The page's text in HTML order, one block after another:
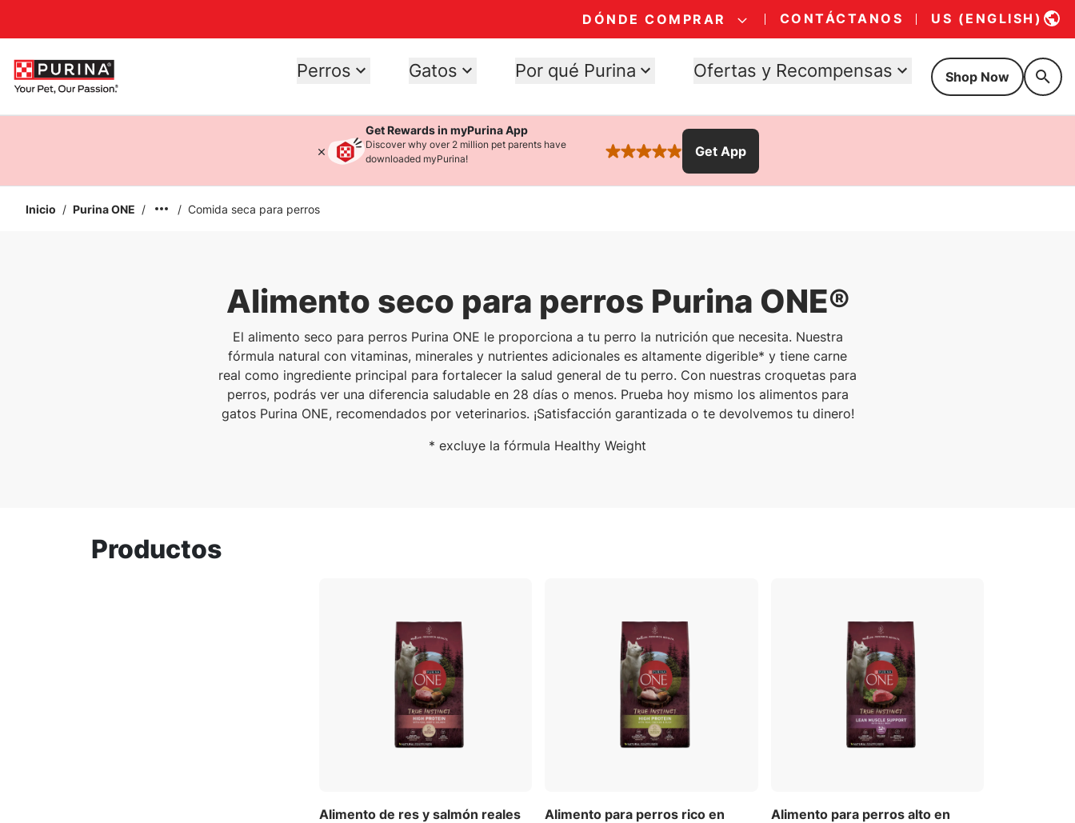
DÓNDE COMPRAR CONTÁCTANOS US (ENGLISH)
Perros Gatos Por qué Purina Ofertas y Recompensas Shop Now
Get Rewards in myPurina App
Discover why over 2 million pet parents have
downloaded myPurina!
rated 4.9 stars
Get App
Inicio / Purina ONE / / Comida seca para perros
Alimento seco para perros Purina ONE®
El alimento seco para perros Purina ONE le proporciona a tu perro la nutrición que necesita. Nuestra
fórmula natural con vitaminas, minerales y nutrientes adicionales es altamente digerible* y tiene carne
real como ingrediente principal para fortalecer la salud general de tu perro. Con nuestras croquetas para
perros, podrás ver una diferencia saludable en 28 días o menos. Prueba hoy mismo los alimentos para
gatos Purina ONE, recomendados por veterinarios. ¡Satisfacción garantizada o te devolvemos tu dinero!
* excluye la fórmula Healthy Weight
Productos
Alimento de res y salmón reales
Alimento para perros rico en
Alimento para perros alto en